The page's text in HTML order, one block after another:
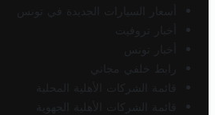
أسعار السيارات الجديدة في تونس
أخبار تروفيت
أخبار تونس
رابط خلفي مجاني
قائمة الشركات الأهلية المحلية
قائمة الشركات الأهلية الجهوية